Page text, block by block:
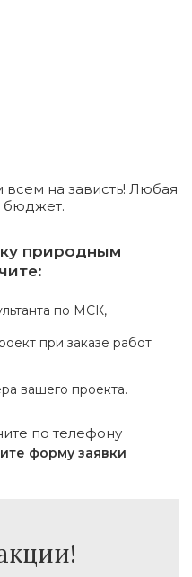
на зависть! Любая
бюджет.
природным
по МСК,
при заказе работ
вашего проекта.
по телефону
форму заявки